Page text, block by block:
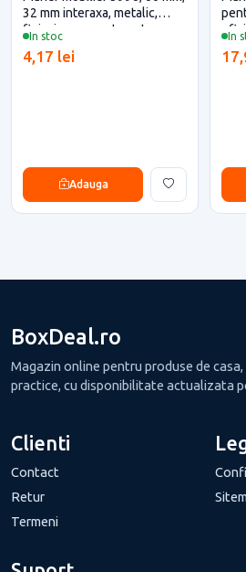
In stoc
32 mm interaxa, metalic,
finisaj negru mat pentru casa
4,17 lei
Adauga
In
BoxDeal.ro
Magazin online pentru produse de
practice, cu disponibilitate actualizata
Clienti
Contact
Retur
Termeni